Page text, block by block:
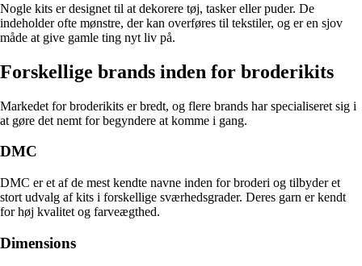
Nogle kits er designet til at dekorere tøj, tasker eller puder. De
indeholder ofte mønstre, der kan overføres til tekstiler, og er en sjov
måde at give gamle ting nyt liv på.
Forskellige brands inden for broderikits
Markedet for broderikits er bredt, og flere brands har specialiseret sig i
at gøre det nemt for begyndere at komme i gang.
DMC
DMC er et af de mest kendte navne inden for broderi og tilbyder et
stort udvalg af kits i forskellige sværhedsgrader. Deres garn er kendt
for høj kvalitet og farveægthed.
Dimensions